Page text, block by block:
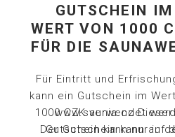
GUTSCHEIN IM
WERT VON 1000
FÜR DIE
Für Eintritt und
kann ein Gutschein im Wert
1000 CZK verwendet
Der Gutschein kann auf
www.saunia.czDieser
Gutschein kann nur in